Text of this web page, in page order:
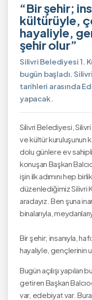
“Bir şehir;
kültürüyle,
hayaliyle,
şehir olur”
Silivri Belediyesi 1.
bugün başladı.
tarihleri arasında
yapacak.
Silivri Belediyesi,
ve kültür kuruluşunun
dolu günlere ev
konuşan Başkan
işin ilk adımını hep
düzenlediğimiz Silivri
aradayız. Ben şuna
binalarıyla,
Bir şehir; insanıyla,
hayaliyle, gençlerinin
Bugün açılışı yapılan
getiren Başkan
var, edebiyat var.